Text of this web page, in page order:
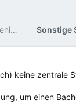
Pflegestudium: Voraussetzungen, Studieninhalte, Studienorte Sonstige
keine
um einen